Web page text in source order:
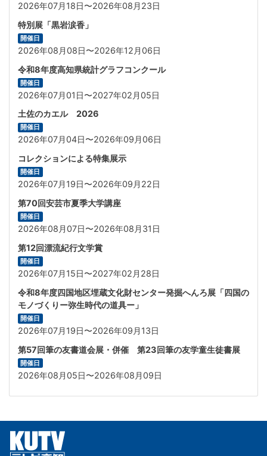
2026年07月18日〜2026年08月23日
特別展「黒岩涙香」
開催日
2026年08月08日〜2026年12月06日
令和8年度高知県統計グラフコンクール
開催日
2026年07月01日〜2027年02月05日
土佐のカエル 2026
開催日
2026年07月04日〜2026年09月06日
コレクションによる特集展示
開催日
2026年07月19日〜2026年09月22日
第70回安芸市夏季大学講座
開催日
2026年08月07日〜2026年08月31日
第12回漂流紀行文学賞
開催日
2026年07月15日〜2027年02月28日
令和8年度四国地区埋蔵文化財センター発掘へんろ展「四国の
モノづくりー弥生時代の道具ー」
開催日
2026年07月19日〜2026年09月13日
第57回筆の友書道会展・併催 第23回筆の友学童生徒書展
開催日
2026年08月05日〜2026年08月09日